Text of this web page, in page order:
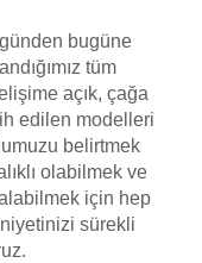
bugüne
tüm
açık, çağa
edilen modelleri
belirtmek
olabilmek ve
için hep
sürekli